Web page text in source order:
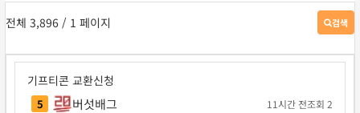
전체 3,896 / 1 페이지 검색
게
판
검
기프티콘 교환신청
5 버섯배그 11시간 전조회 2